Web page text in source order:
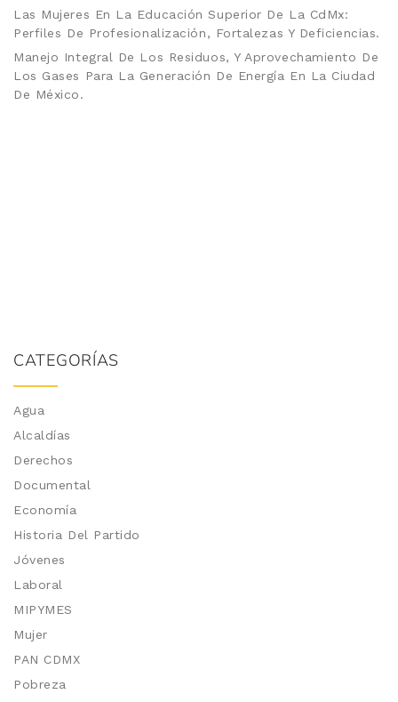
Las Mujeres En La Educación Superior De La CdMx:
Perfiles De Profesionalización, Fortalezas Y Deficiencias.
Manejo Integral De Los Residuos, Y Aprovechamiento De
Los Gases Para La Generación De Energía En La Ciudad
De México.
CATEGORÍAS
Agua
Alcaldías
Derechos
Documental
Economía
Historia Del Partido
Jóvenes
Laboral
MIPYMES
Mujer
PAN CDMX
Pobreza